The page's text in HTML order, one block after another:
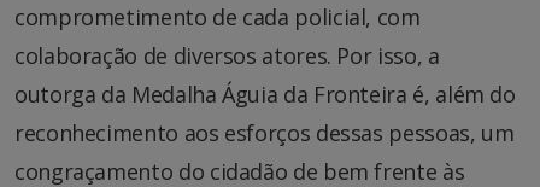
comprometimento de cada policial, com
colaboração de diversos atores. Por isso, a
outorga da Medalha Águia da Fronteira é, além do
reconhecimento aos esforços dessas pessoas, um
congraçamento do cidadão de bem frente às